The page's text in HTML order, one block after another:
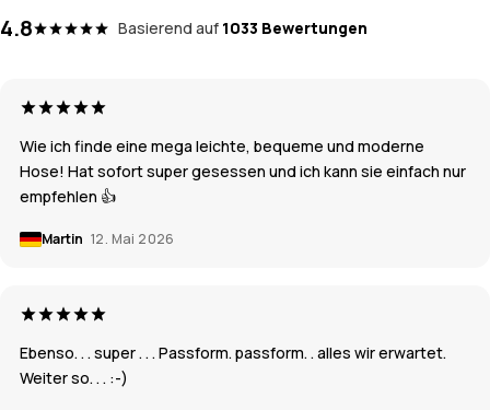
4.8 Basierend auf 1033 Bewertungen
Wie ich finde eine mega leichte, bequeme und moderne
Hose! Hat sofort super gesessen und ich kann sie einfach nur
empfehlen 👍
Martin 12. Mai 2026
Ebenso. . . super . . . Passform. passform. . alles wir erwartet.
Weiter so. . . :-)